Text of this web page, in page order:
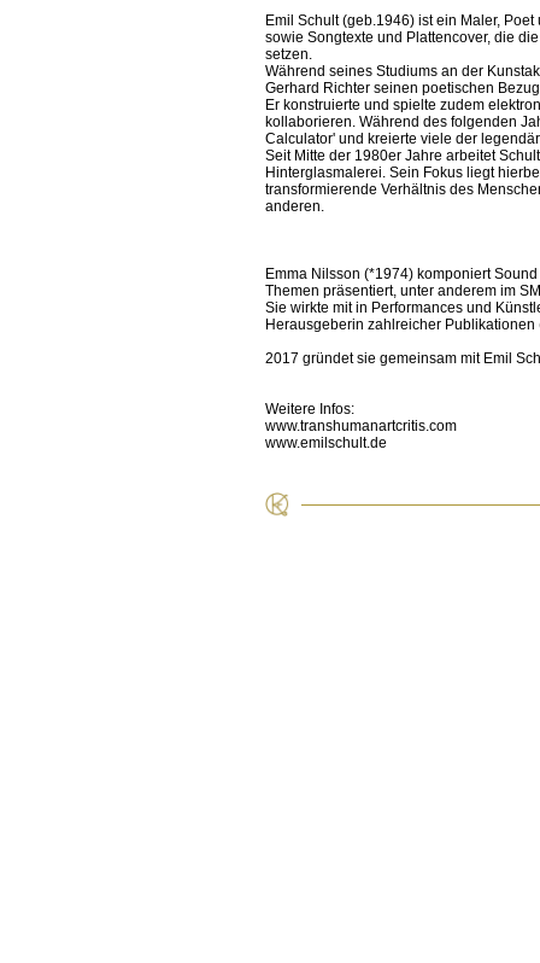
Emil Schult (geb.1946) ist ein Maler,
sowie Songtexte und Plattencover, die
setzen.
Während seines Studiums an der
Gerhard Richter seinen poetischen
Er konstruierte und spielte zudem
kollaborieren. Während des folgenden
Calculator' und kreierte viele der
Seit Mitte der 1980er Jahre arbeitet
Hinterglasmalerei. Sein Fokus liegt
transformierende Verhältnis des
anderen.
Emma Nilsson (*1974) komponiert
Themen präsentiert, unter anderem im
Sie wirkte mit in Performances und
Herausgeberin zahlreicher
2017 gründet sie gemeinsam mit Emil
Weitere Infos:
www.transhumanartcritis.com
www.emilschult.de